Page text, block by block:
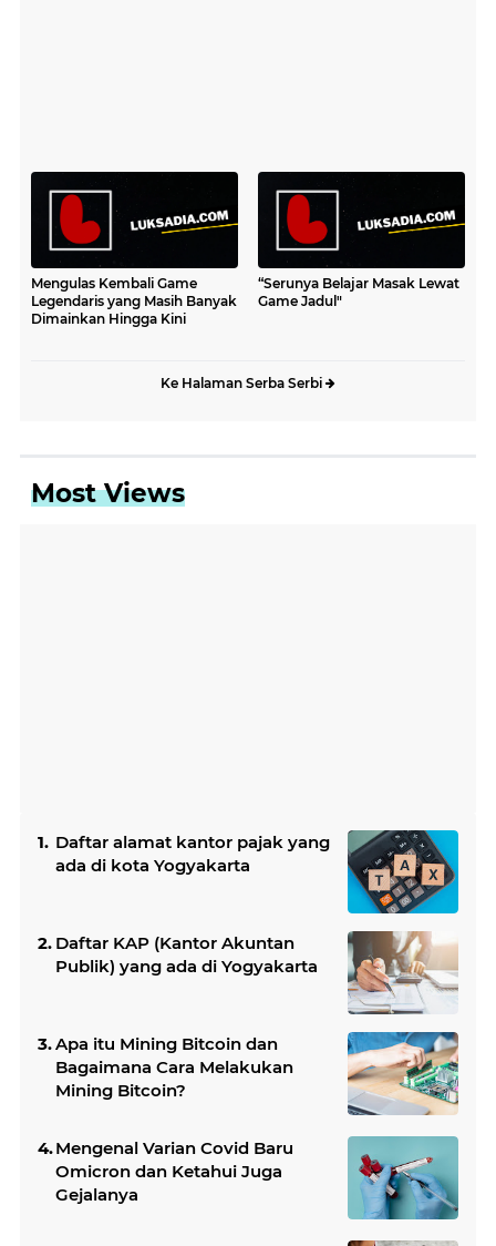
Mengulas Kembali Game
Legendaris yang Masih Banyak
Dimainkan Hingga Kini
“Serunya Belajar Masak Lewat
Game Jadul"
Ke Halaman Serba Serbi
Most Views
Daftar alamat kantor pajak yang
ada di kota Yogyakarta
Daftar KAP (Kantor Akuntan
Publik) yang ada di Yogyakarta
Apa itu Mining Bitcoin dan
Bagaimana Cara Melakukan
Mining Bitcoin?
Mengenal Varian Covid Baru
Omicron dan Ketahui Juga
Gejalanya